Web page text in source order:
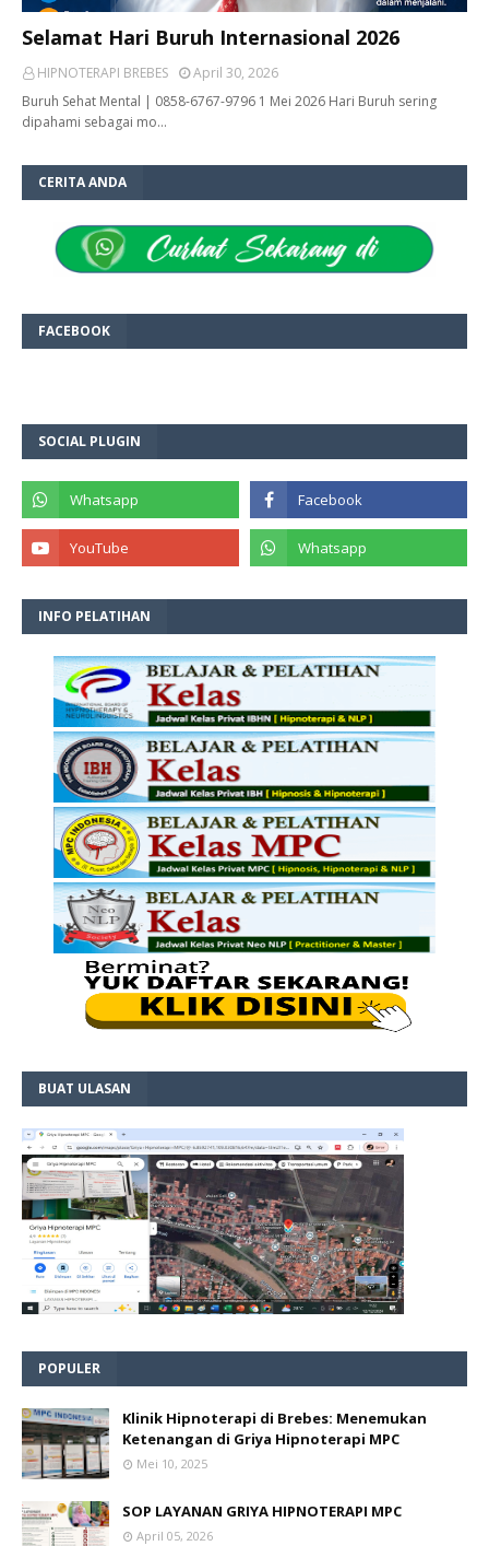
Selamat Hari Buruh Internasional 2026
HIPNOTERAPI BREBES
April 30, 2026
Buruh Sehat Mental | 0858-6767-9796 1 Mei 2026 Hari Buruh sering
dipahami sebagai mo…
CERITA ANDA
FACEBOOK
SOCIAL PLUGIN
INFO PELATIHAN
BUAT ULASAN
POPULER
Klinik Hipnoterapi di Brebes: Menemukan
Ketenangan di Griya Hipnoterapi MPC
Mei 10, 2025
SOP LAYANAN GRIYA HIPNOTERAPI MPC
April 05, 2026